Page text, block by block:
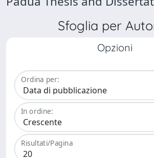
Sfoglia per
Opzioni
Ordina per:
In ordine:
Risultati/Pagina